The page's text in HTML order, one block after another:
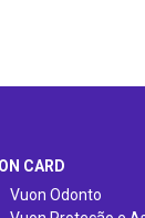
CARD
Vuon Odonto